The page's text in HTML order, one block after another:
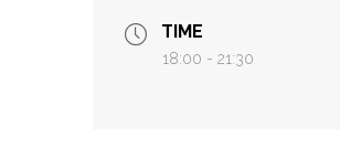
TIME
18:00 - 21:30